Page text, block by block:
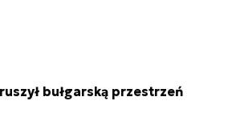
bułgarską przestrzeń